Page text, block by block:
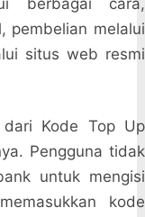
berbagai cara,
pembelian melalui
situs web resmi
Kode Top Up
Pengguna tidak
untuk mengisi
kode